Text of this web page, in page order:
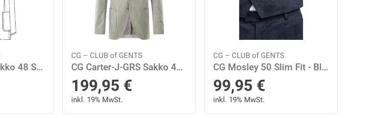
CG Cuba-J SV Sakko 48 Slim Fit - Braun
CG – CLUB of GENTS
CG Carter-J-GRS Sakko 48 Slim Fit - Hellgrün
199,95 €
inkl. 19% MwSt.
CG – CLUB of GENTS
CG Mosley 50 Slim Fit - Blau
99,95 €
inkl. 19% MwSt.